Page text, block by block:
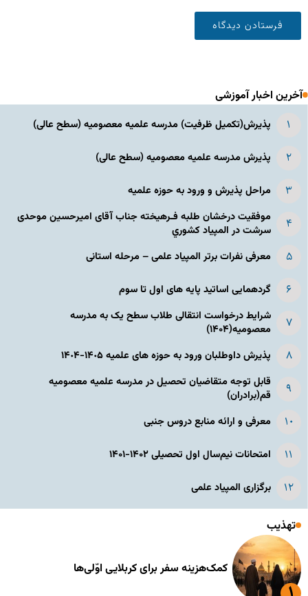
آخرین اخبار آموزشی
پذیرش(تکمیل ظرفیت) مدرسه علمیه معصومیه‌ (سطح عالی)
پذیرش مدرسه علمیه معصومیه‌ (سطح عالی)
مراحل پذیرش و ورود به حوزه علمیه
موفقیت درخشان طلبه فـرهیخته جناب آقای امیرحسین موحدی
سرشت در المپياد كشوري
معرفی نفرات برتر المپیاد علمی – مرحله استانی
گردهمایی اساتید پایه های اول تا سوم
شرایط درخواست انتقالی طلاب سطح یک به مدرسه
معصومیه(۱۴۰۴)
پذیرش داوطلبان ورود به حوزه های علمیه ١۴٠۵-١۴٠۴
قابل توجه متقاضیان تحصیل در مدرسه علمیه معصومیه
قم(برادران)
معرفی و ارائه منابع دروس جنبی
امتحانات نیم‌سال اول تحصیلی ۱۴۰۲-۱۴۰۱
برگزاری المپیاد علمی
تهذیب
کمک‌هزینه سفر برای کربلایی اوّلی‌ها